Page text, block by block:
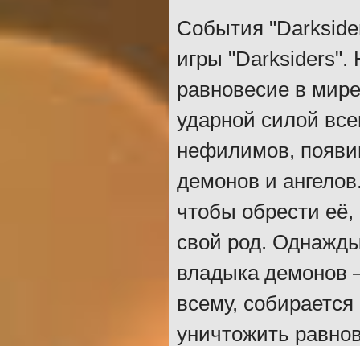
События
игры "Darksiders".
равновесие в
ударной силой
нефилимов,
демонов и
чтобы обрести
свой род.
владыка демонов
всему,
уничтожить